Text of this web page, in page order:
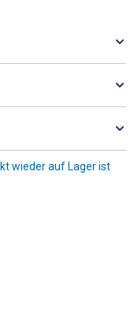
wieder auf Lager ist